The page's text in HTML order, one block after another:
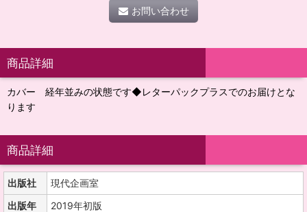
お問い合わせ
商品詳細
カバー 経年並みの状態です◆レターパックプラスでのお届けとな
ります
商品詳細
出版社
現代企画室
出版年
2019年初版